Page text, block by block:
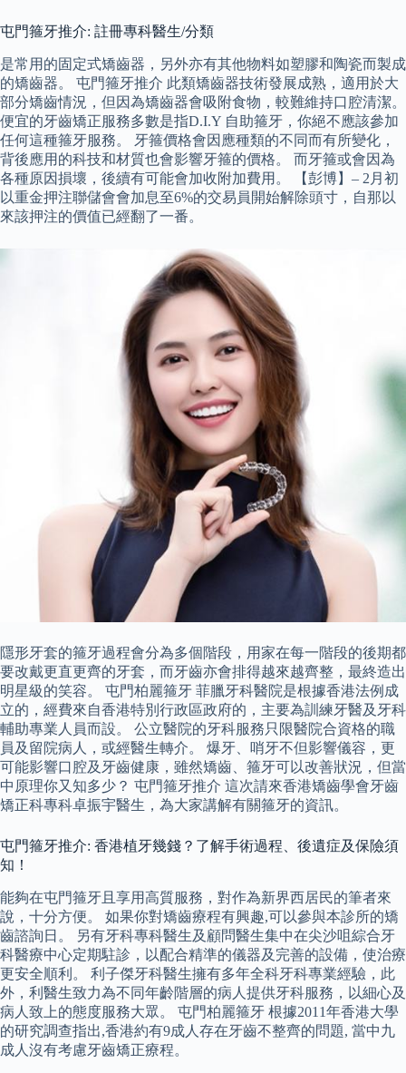
屯門箍牙推介: 註冊專科醫生/分類
是常用的固定式矯齒器，另外亦有其他物料如塑膠和陶瓷而製成
的矯齒器。 屯門箍牙推介 此類矯齒器技術發展成熟，適用於大
部分矯齒情況，但因為矯齒器會吸附食物，較難維持口腔清潔。
便宜的牙齒矯正服務多數是指D.I.Y 自助箍牙，你絕不應該參加
任何這種箍牙服務。 牙箍價格會因應種類的不同而有所變化，
背後應用的科技和材質也會影響牙箍的價格。 而牙箍或會因為
各種原因損壞，後續有可能會加收附加費用。 【彭博】– 2月初
以重金押注聯儲會會加息至6%的交易員開始解除頭寸，自那以
來該押注的價值已經翻了一番。
隱形牙套的箍牙過程會分為多個階段，用家在每一階段的後期都
要改戴更直更齊的牙套，而牙齒亦會排得越來越齊整，最終造出
明星級的笑容。 屯門柏麗箍牙 菲臘牙科醫院是根據香港法例成
立的，經費來自香港特別行政區政府的，主要為訓練牙醫及牙科
輔助專業人員而設。 公立醫院的牙科服務只限醫院合資格的職
員及留院病人，或經醫生轉介。 爆牙、哨牙不但影響儀容，更
可能影響口腔及牙齒健康，雖然矯齒、箍牙可以改善狀況，但當
中原理你又知多少？ 屯門箍牙推介 這次請來香港矯齒學會牙齒
矯正科專科卓振宇醫生，為大家講解有關箍牙的資訊。
屯門箍牙推介: 香港植牙幾錢？了解手術過程、後遺症及保險須
知！
能夠在屯門箍牙且享用高質服務，對作為新界西居民的筆者來
說，十分方便。 如果你對矯齒療程有興趣,可以參與本診所的矯
齒諮詢日。 另有牙科專科醫生及顧問醫生集中在尖沙咀綜合牙
科醫療中心定期駐診，以配合精準的儀器及完善的設備，使治療
更安全順利。 利子傑牙科醫生擁有多年全科牙科專業經驗，此
外，利醫生致力為不同年齡階層的病人提供牙科服務，以細心及
病人致上的態度服務大眾。 屯門柏麗箍牙 根據2011年香港大學
的研究調查指出,香港約有9成人存在牙齒不整齊的問題, 當中九
成人沒有考慮牙齒矯正療程。